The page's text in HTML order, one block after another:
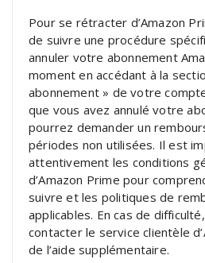
Pour se rétracter d’Amazon
de suivre une procédure
annuler votre abonnement
moment en accédant à la
abonnement » de votre
que vous avez annulé votre
pourrez demander un
périodes non utilisées. Il est
attentivement les conditions
d’Amazon Prime pour
suivre et les politiques de
applicables. En cas de
contacter le service clientèle
de l’aide supplémentaire.